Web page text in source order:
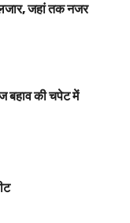
जहां तक नजर
बहाव की चपेट में